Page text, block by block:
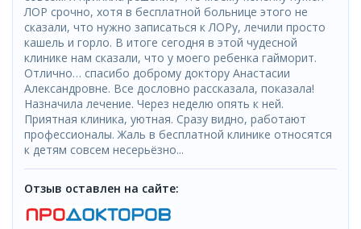
ЛОР срочно, хотя в бесплатной больнице этого не
сказали, что нужно записаться к ЛОРу, лечили просто
кашель и горло. В итоге сегодня в этой чудесной
клинике нам сказали, что у моего ребенка гайморит.
Отлично… спасибо доброму доктору Анастасии
Александровне. Все дословно рассказала, показала!
Назначила лечение. Через неделю опять к ней.
Приятная клиника, уютная. Сразу видно, работают
профессионалы. Жаль в бесплатной клинике относятся
к детям совсем несерьёзно...
Отзыв оставлен на сайте: